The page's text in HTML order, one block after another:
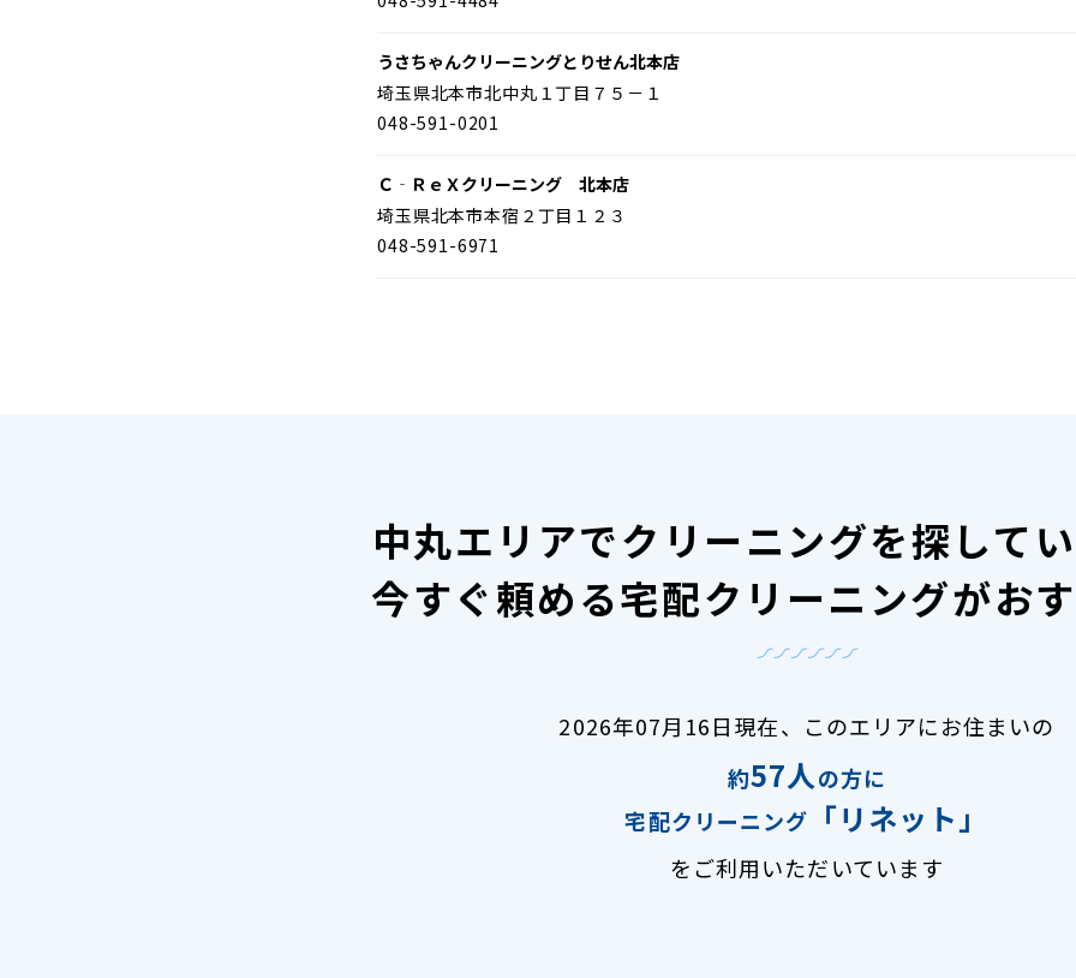
うさちゃんクリーニングとりせん北本店
埼玉県北本市北中丸１丁目７５－１
048-591-0201
Ｃ‐ＲｅＸクリーニング 北本店
埼玉県北本市本宿２丁目１２３
048-591-6971
中丸エリアでクリーニングを探して
今すぐ頼める宅配クリーニングがお
2026年07月16日現在、
このエリアにお住まいの
約57人の方に
宅配クリーニング
「リネット」
をご利用いただいています